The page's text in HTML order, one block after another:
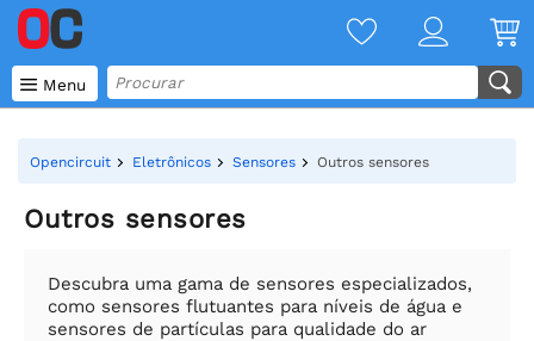
 Menu
Opencircuit Eletrônicos Sensores Outros sensores
Outros sensores
Descubra uma gama de sensores especializados,
como sensores flutuantes para níveis de água e
sensores de partículas para qualidade do ar